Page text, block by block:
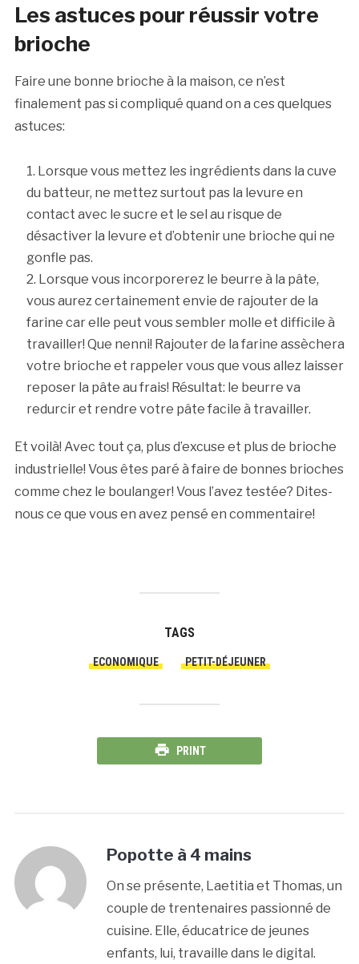
Les astuces pour réussir votre
brioche
Faire une bonne brioche à la maison, ce n’est
finalement pas si compliqué quand on a ces quelques
astuces:
Lorsque vous mettez les ingrédients dans la cuve
du batteur, ne mettez surtout pas la levure en
contact avec le sucre et le sel au risque de
désactiver la levure et d’obtenir une brioche qui ne
gonfle pas.
Lorsque vous incorporerez le beurre à la pâte,
vous aurez certainement envie de rajouter de la
farine car elle peut vous sembler molle et difficile à
travailler! Que nenni! Rajouter de la farine assèchera
votre brioche et rappeler vous que vous allez laisser
reposer la pâte au frais! Résultat: le beurre va
redurcir et rendre votre pâte facile à travailler.
Et voilà! Avec tout ça, plus d’excuse et plus de brioche
industrielle! Vous êtes paré à faire de bonnes brioches
comme chez le boulanger! Vous l’avez testée? Dites-
nous ce que vous en avez pensé en commentaire!
TAGS
ECONOMIQUE PETIT-DÉJEUNER
PRINT
Popotte à 4 mains
On se présente, Laetitia et Thomas, un
couple de trentenaires passionné de
cuisine. Elle, éducatrice de jeunes
enfants, lui, travaille dans le digital.